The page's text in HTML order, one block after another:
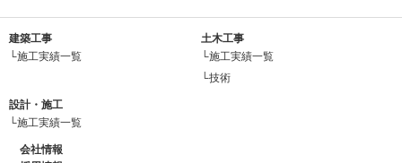
建築工事
└施工実績一覧
土木工事
└施工実績一覧
└技術
設計・施工
└施工実績一覧
会社情報